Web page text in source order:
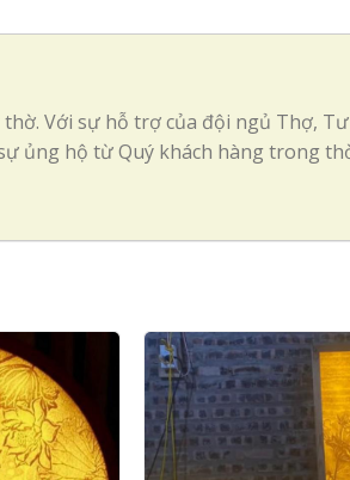
Với sự hỗ trợ của đội ngủ Thợ,
ủng hộ từ Quý khách hàng trong